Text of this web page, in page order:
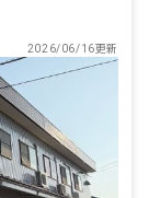
2026/06/16更新